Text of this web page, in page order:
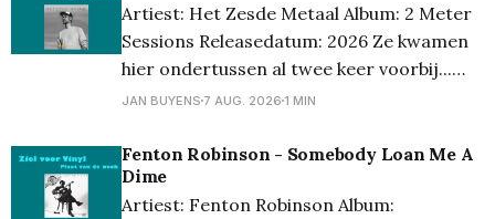
Artiest: Het Zesde Metaal Album: 2 Meter
Sessions Releasedatum: 2026 Ze kwamen
hier ondertussen al twee keer voorbij...
maar wat een topband is Het Zesde
de nummers in hun puurste vorm, en dat
past perfect bij de kracht van hun muziek.
Geen
JAN BUYENS 7 AUG. 2026 1 MIN
Fenton Robinson - Somebody Loan Me A
Dime
Artiest: Fenton Robinson Album: